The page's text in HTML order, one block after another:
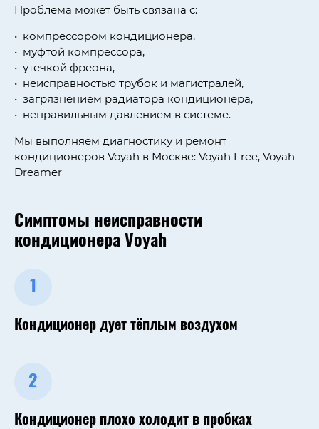
Проблема может быть связана с:
компрессором кондиционера,
муфтой компрессора,
утечкой фреона,
неисправностью трубок и магистралей,
загрязнением радиатора кондиционера,
неправильным давлением в системе.
Мы выполняем диагностику и ремонт
кондиционеров Voyah в Москве: Voyah Free, Voyah
Dreamer
Симптомы неисправности
кондиционера Voyah
1
Кондиционер дует тёплым воздухом
2
Кондиционер плохо холодит в пробках